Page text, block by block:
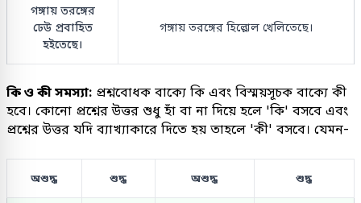
গঙ্গায় তরঙ্গের
ঢেউ প্রবাহিত
হইতেছে।
গঙ্গায় তরঙ্গের হিল্লোল খেলিতেছে।
কি ও কী সমস্যা: প্রশ্নবোধক বাক্যে কি এবং বিস্ময়সূচক বাক্যে কী
হবে। কোনো প্রশ্নের উত্তর শুধু হাঁ বা না দিয়ে হলে 'কি' বসবে এবং
প্রশ্নের উত্তর যদি ব্যাখ্যাকারে দিতে হয় তাহলে 'কী' বসবে। যেমন-
অশুদ্ধ শুদ্ধ অশুদ্ধ শুদ্ধ